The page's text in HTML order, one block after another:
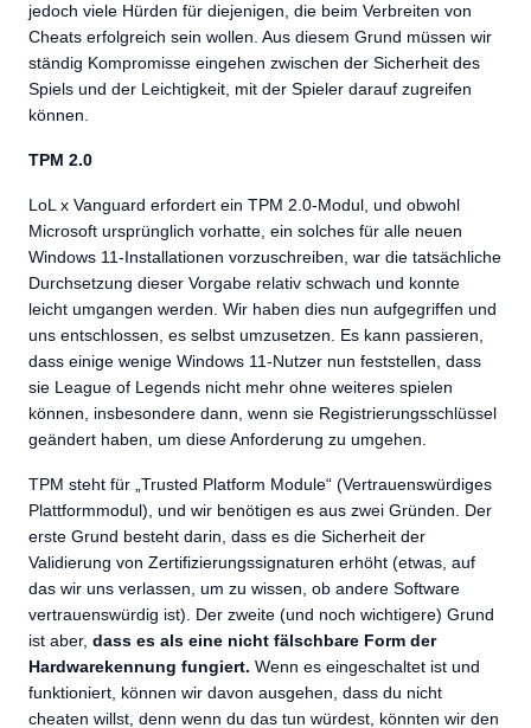
jedoch viele Hürden für diejenigen, die beim Verbreiten von
Cheats erfolgreich sein wollen. Aus diesem Grund müssen wir
ständig Kompromisse eingehen zwischen der Sicherheit des
Spiels und der Leichtigkeit, mit der Spieler darauf zugreifen
können.
TPM 2.0
LoL x Vanguard erfordert ein TPM 2.0-Modul, und obwohl
Microsoft ursprünglich vorhatte, ein solches für alle neuen
Windows 11-Installationen vorzuschreiben, war die tatsächliche
Durchsetzung dieser Vorgabe relativ schwach und konnte
leicht umgangen werden. Wir haben dies nun aufgegriffen und
uns entschlossen, es selbst umzusetzen. Es kann passieren,
dass einige wenige Windows 11-Nutzer nun feststellen, dass
sie League of Legends nicht mehr ohne weiteres spielen
können, insbesondere dann, wenn sie Registrierungsschlüssel
geändert haben, um diese Anforderung zu umgehen.
TPM steht für „Trusted Platform Module“ (Vertrauenswürdiges
Plattformmodul), und wir benötigen es aus zwei Gründen. Der
erste Grund besteht darin, dass es die Sicherheit der
Validierung von Zertifizierungssignaturen erhöht (etwas, auf
das wir uns verlassen, um zu wissen, ob andere Software
vertrauenswürdig ist). Der zweite (und noch wichtigere) Grund
ist aber, dass es als eine nicht fälschbare Form der
Hardwarekennung fungiert. Wenn es eingeschaltet ist und
funktioniert, können wir davon ausgehen, dass du nicht
cheaten willst, denn wenn du das tun würdest, könnten wir den